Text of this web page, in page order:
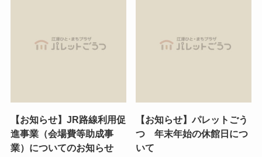
【お知らせ】JR路線利用促
進事業（会場費等助成事
業）についてのお知らせ
【お知らせ】パレットごう
つ 年末年始の休館日につ
いて